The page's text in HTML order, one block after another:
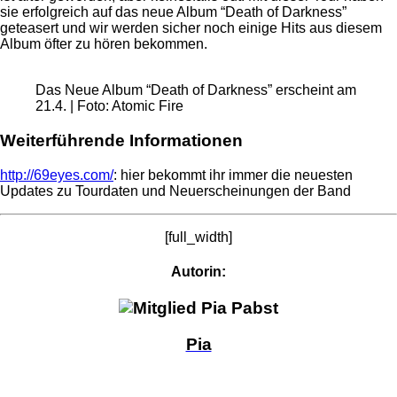
sie erfolgreich auf das neue Album “Death of Darkness”
geteasert und wir werden sicher noch einige Hits aus diesem
Album öfter zu hören bekommen.
Das Neue Album “Death of Darkness” erscheint am
21.4. | Foto: Atomic Fire
Weiterführende Informationen
http://69eyes.com/: hier bekommt ihr immer die neuesten
Updates zu Tourdaten und Neuerscheinungen der Band
[full_width]
Autorin:
Pia